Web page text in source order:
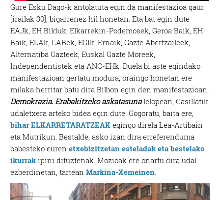
Gure Esku Dago-k antolatuta egin da manifestazioa gaur
[irailak 30], bigarrenez hil honetan. Eta bat egin dute
EAJk, EH Bilduk, Elkarrekin-Podemosek, Geroa Baik, EH
Baik, ELAk, LABek, EGIk, Ernaik, Gazte Abertzaileek,
Alternatiba Gazteek, Euskal Gazte Moreek,
Independentistek eta ANC-EHk. Duela bi aste egindako
manifestazioan gertatu modura, oraingo honetan ere
milaka herritar batu dira Bilbon egin den manifestazioan.
Demokrazia. Erabakitzeko askatasunalelopean, Casillatik
udaletxera arteko bidea egin dute. Gogoratu, baita ere,
bihar ELKARRETARATZEAK egingo direla Lea-Artibain
eta Mutrikun. Bestalde, asko izan dira erreferenduma
babesteko eurenetxebizitzetan esteladak eta bestelako
ikurrak ipini dituztenak. Mozioak ere onartu dira udal
ezberdinetan, tarteanMarkina-Xemeinen.